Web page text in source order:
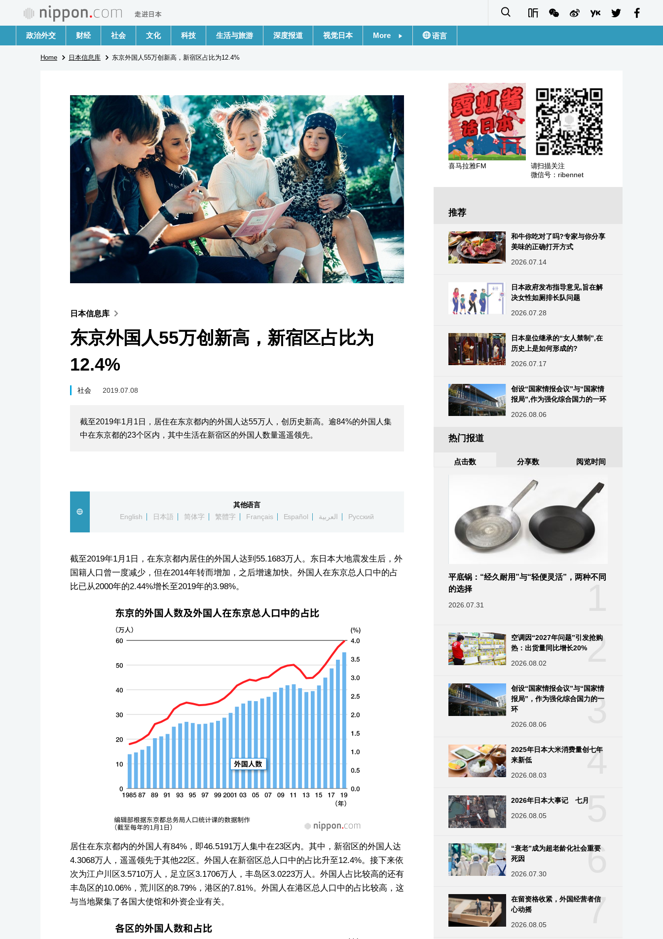
政治外交 财经 社会 文化 科技 生活与旅游 深度报道 视觉日本 More
日本信息库
日本一瞥
人物访谈
东京
编辑部通知
语言
Français
Español
Русский
Home 日本信息库 东京外国人55万创新高，新宿区占比为12.4%
日本信息库
东京外国人55万创新高，新宿区占比为
12.4%
社会 2019.07.08
截至2019年1月1日，居住在东京都内的外国人达55万人，创历史新高。逾84%的外国人集
中在东京都的23个区内，其中生活在新宿区的外国人数量遥遥领先。
其他语言
English
日本語 简体字 繁體字 Français Español العربية Русский
截至2019年1月1日，在东京都内居住的外国人达到55.1683万人。东日本大地震发生后，外
国籍人口曾一度减少，但在2014年转而增加，之后增速加快。外国人在东京总人口中的占
比已从2000年的2.44%增长至2019年的3.98%。
居住在东京都内的外国人有84%，即46.5191万人集中在23区内。其中，新宿区的外国人达
4.3068万人，遥遥领先于其他22区。外国人在新宿区总人口中的占比升至12.4%。接下来依
次为江户川区3.5710万人，足立区3.1706万人，丰岛区3.0223万人。外国人占比较高的还有
丰岛区的10.06%，荒川区的8.79%，港区的7.81%。外国人在港区总人口中的占比较高，这
与当地聚集了各国大使馆和外资企业有关。
喜马拉雅FM
请扫描关注
微信号：ribennet
推荐
和牛你吃对了吗?专家与你分享
美味的正确打开方式
2026.07.14
日本政府发布指导意见,旨在解
决女性如厕排长队问题
2026.07.28
日本皇位继承的“女人禁制”,在
历史上是如何形成的?
2026.07.17
创设“国家情报会议”与“国家情
报局”,作为强化综合国力的一环
2026.08.06
热门报道
点击数 分享数 阅览时间
平底锅：“经久耐用”与“轻便灵活”，两种不同
的选择
2026.07.31
2
空调因“2027年问题”引发抢购
热：出货量同比增长20%
2026.08.02
3
创设“国家情报会议”与“国家情
报局”，作为强化综合国力的一
环
2026.08.06
4
2025年日本大米消费量创七年
来新低
2026.08.03
5
2026年日本大事记 七月
2026.08.05
6
“衰老”成为超老龄化社会重要
死因
2026.07.30
7
在留资格收紧，外国经营者信
心动摇
2026.08.05